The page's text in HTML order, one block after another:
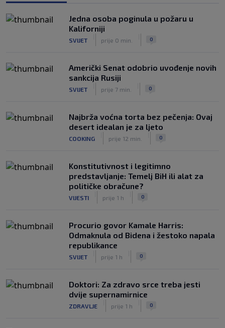
se pitaju gdje je i šta radi (VIDEO)
OSTALI SPORTOVI prije 5 h
Jedna osoba poginula u požaru u
Kaliforniji
SVIJET prije 0 min. 0
Američki Senat odobrio uvođenje novih
sankcija Rusiji
SVIJET prije 7 min. 0
Najbrža voćna torta bez pečenja: Ovaj
desert idealan je za ljeto
COOKING prije 12 min. 0
Konstitutivnost i legitimno
predstavljanje: Temelj BiH ili alat za
političke obračune?
VIJESTI prije 1 h 0
Procurio govor Kamale Harris:
Odmaknula od Bidena i žestoko napala
republikance
SVIJET prije 1 h 0
Doktori: Za zdravo srce treba jesti
dvije supernamirnice
ZDRAVLJE prije 1 h 0